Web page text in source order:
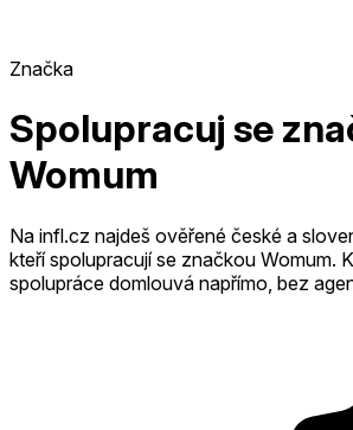
Značka
Spolupracuj se
Womum
Na infl.cz najdeš ověřené české a
kteří spolupracují se značkou Womum.
spolupráce domlouvá napřímo, bez